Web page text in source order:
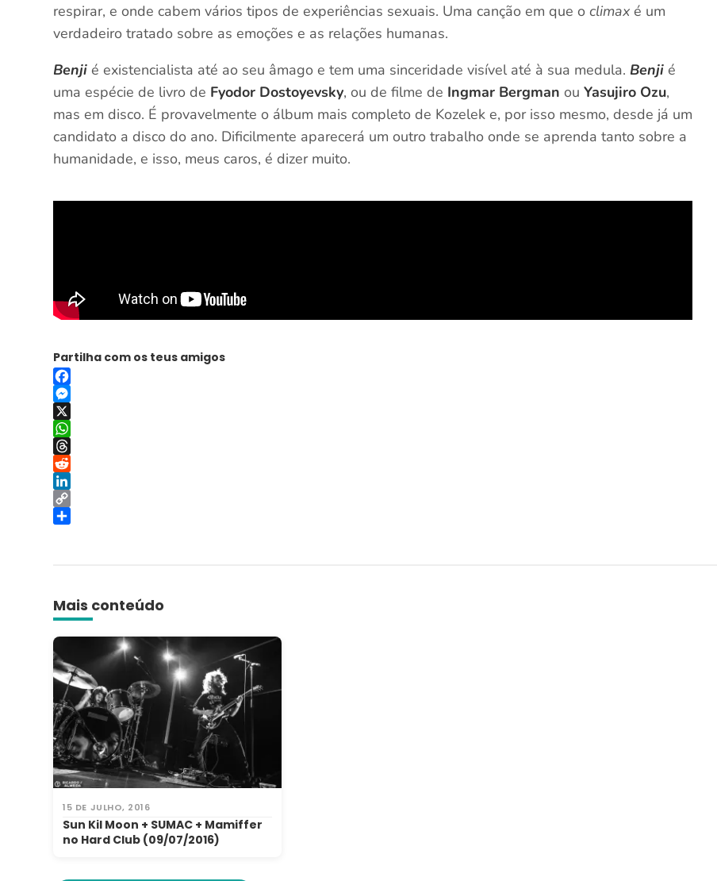
respirar, e onde cabem vários tipos de experiências sexuais. Uma canção em que oclimax é um
verdadeiro tratado sobre as emoções e as relações humanas.
Benji é existencialista até ao seu âmago e tem uma sinceridade visível até à sua medula. Benji é
uma espécie de livro de Fyodor Dostoyevsky, ou de filme de Ingmar Bergman ouYasujiro Ozu,
mas em disco. É provavelmente o álbum mais completo de Kozelek e, por isso mesmo, desde já um
candidato a disco do ano. Dificilmente aparecerá um outro trabalho onde se aprenda tanto sobre a
humanidade, e isso, meus caros, é dizer muito.
Partilha com os teus amigos
Facebook
Messenger
X
WhatsApp
Threads
Reddit
LinkedIn
Copy
Mais conteúdo
15 DE JULHO, 2016
Sun Kil Moon + SUMAC + Mamiffer
no Hard Club (09/07/2016)